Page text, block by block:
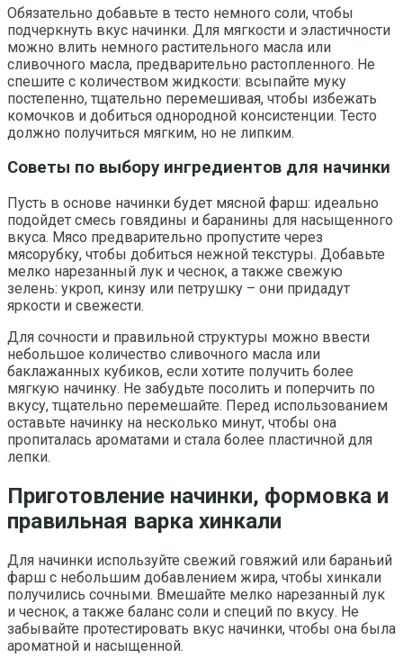
Обязательно добавьте в тесто немного соли, чтобы
подчеркнуть вкус начинки. Для мягкости и эластичности
можно влить немного растительного масла или
сливочного масла, предварительно растопленного. Не
спешите с количеством жидкости: всыпайте муку
постепенно, тщательно перемешивая, чтобы избежать
комочков и добиться однородной консистенции. Тесто
должно получиться мягким, но не липким.
Советы по выбору ингредиентов для начинки
Пусть в основе начинки будет мясной фарш: идеально
подойдет смесь говядины и баранины для насыщенного
вкуса. Мясо предварительно пропустите через
мясорубку, чтобы добиться нежной текстуры. Добавьте
мелко нарезанный лук и чеснок, а также свежую
зелень: укроп, кинзу или петрушку – они придадут
яркости и свежести.
Для сочности и правильной структуры можно ввести
небольшое количество сливочного масла или
баклажанных кубиков, если хотите получить более
мягкую начинку. Не забудьте посолить и поперчить по
вкусу, тщательно перемешайте. Перед использованием
оставьте начинку на несколько минут, чтобы она
пропиталась ароматами и стала более пластичной для
лепки.
Приготовление начинки, формовка и
правильная варка хинкали
Для начинки используйте свежий говяжий или бараньий
фарш с небольшим добавлением жира, чтобы хинкали
получились сочными. Вмешайте мелко нарезанный лук
и чеснок, а также баланс соли и специй по вкусу. Не
забывайте протестировать вкус начинки, чтобы она была
ароматной и насыщенной.